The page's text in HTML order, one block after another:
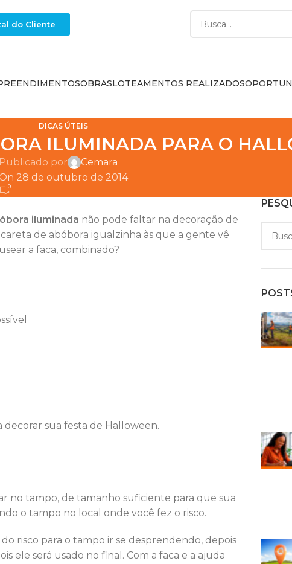
do Cliente
OBRASLOTEAMENTOS REALIZADOS
DICAS ÚTEIS
ILUMINADA PARA O
Publicado por
Cemara
On 28 de outubro de 2014
0
iluminada não pode faltar na decoração de
careta de abóbora igualzinha às que a gente vê
a faca, combinado?
decorar sua festa de Halloween.
no tampo, de tamanho suficiente para que sua
o tampo no local onde você fez o risco.
risco para o tampo ir se desprendendo, depois
ele será usado no final. Com a faca e a ajuda